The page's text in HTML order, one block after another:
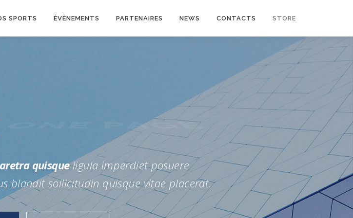
SPORTS ÉVÈNEMENTS PARTENAIRES NEWS CONTACTS STORE
ONE PAGE
quisqueligula imperdiet posuere
blandit sollicitudin quisque vitae placerat.